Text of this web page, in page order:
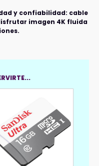
y confiabilidad: cable
imagen 4K fluida